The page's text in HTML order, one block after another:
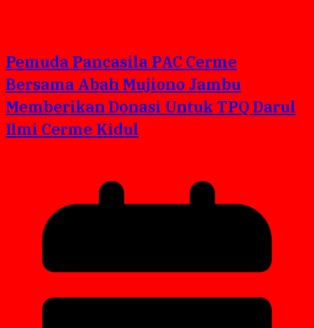
Pemuda Pancasila PAC Cerme
Bersama Abah Mujiono Jambu
Memberikan Donasi Untuk TPQ Darul
Ilmi Cerme Kidul